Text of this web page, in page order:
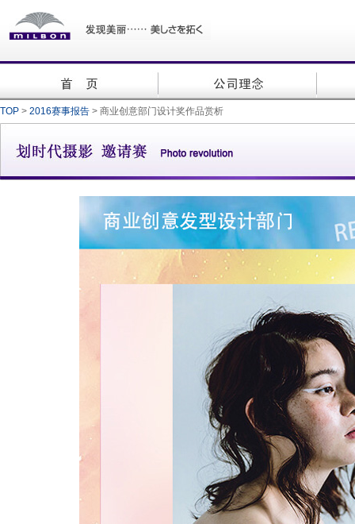
TOP > 2016赛事报告 > 商业创意部门设计奖作品赏析